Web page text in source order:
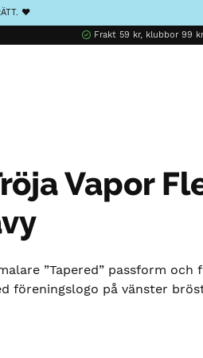
❤️
Frakt 59 kr, klubbor 99 kr
Vapor
”Tapered” passform
föreningslogo på vänster